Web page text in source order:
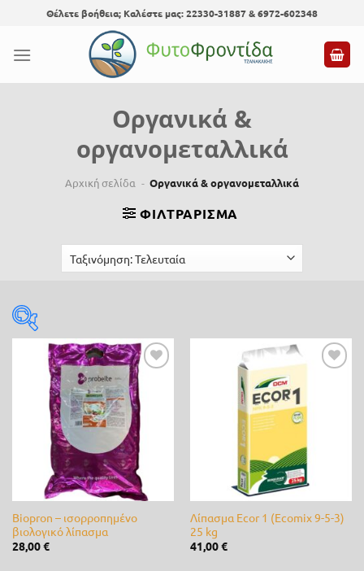
content
Θέλετε βοήθεια; Καλέστε μας: 22330-31887 & 6972-602348
Οργανικά &
οργανομεταλλικά
Αρχική σελίδα - Οργανικά & οργανομεταλλικά
ΦΙΛΤΡΆΡΙΣΜΑ
Τιμή
21 64
Ετικέτες προϊόντος
3M(0)
Alpina(0)
Προσθήκη
στη λίστα
επιθυμίας
Biopron – ισορροπημένο
βιολογικό λίπασμα
28,00€
επιθυμίας
Λίπασμα Ecor 1 (Ecomix 9-5-3)
25 kg
41,00€